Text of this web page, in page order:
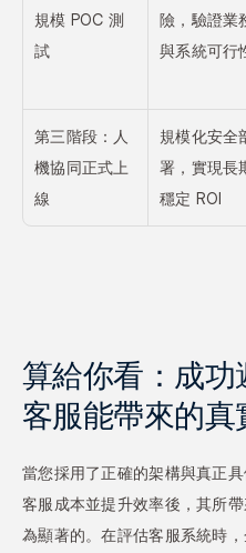
規模 POC 測
試
險，驗證業
與系統可行
第三階段：人
機協同正式上
線
規模化安全
署，實現長
穩定 ROI
算給你看：成功
客服能帶來的真
當您採用了正確的架構與真正
客服成本並提升效率後，其所
為顯著的。在評估客服系統時